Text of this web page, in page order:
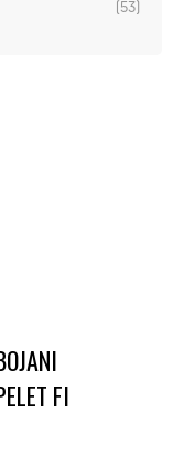
(53)
FI